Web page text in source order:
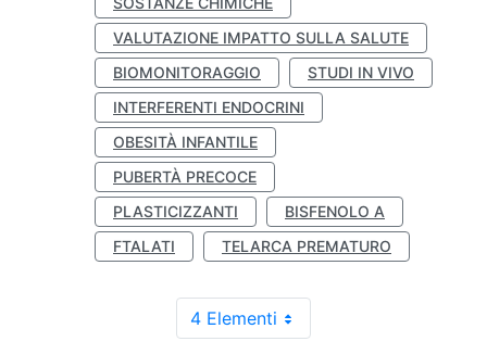
VALUTAZIONE IMPATTO SULLA SALUTE
BIOMONITORAGGIO
STUDI IN VIVO
INTERFERENTI ENDOCRINI
OBESITÀ INFANTILE
PUBERTÀ PRECOCE
PLASTICIZZANTI
BISFENOLO A
FTALATI
TELARCA PREMATURO
4 Elementi